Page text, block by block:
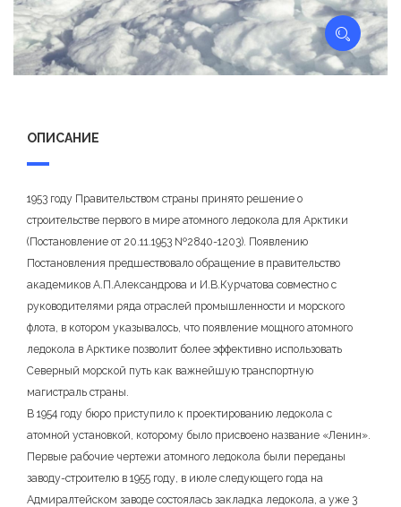
ОПИСАНИЕ
1953 году Правительством страны принято решение о
строительстве первого в мире атомного ледокола для Арктики
(Постановление от 20.11.1953 №2840-1203). Появлению
Постановления предшествовало обращение в правительство
академиков А.П.Александрова и И.В.Курчатова совместно с
руководителями ряда отраслей промышленности и морского
флота, в котором указывалось, что появление мощного атомного
ледокола в Арктике позволит более эффективно использовать
Северный морской путь как важнейшую транспортную
магистраль страны.
В 1954 году бюро приступило к проектированию ледокола с
атомной установкой, которому было присвоено название «Ленин».
Первые рабочие чертежи атомного ледокола были переданы
заводу-строителю в 1955 году, в июле следующего года на
Адмиралтейском заводе состоялась закладка ледокола, а уже 3